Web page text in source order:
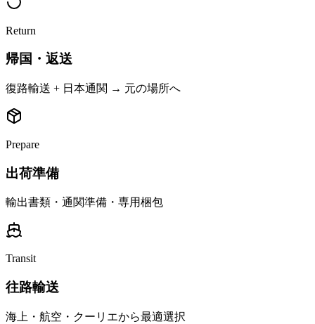
Return
帰国・返送
復路輸送 + 日本通関 → 元の場所へ
Prepare
出荷準備
輸出書類・通関準備・専用梱包
Transit
往路輸送
海上・航空・クーリエから最適選択